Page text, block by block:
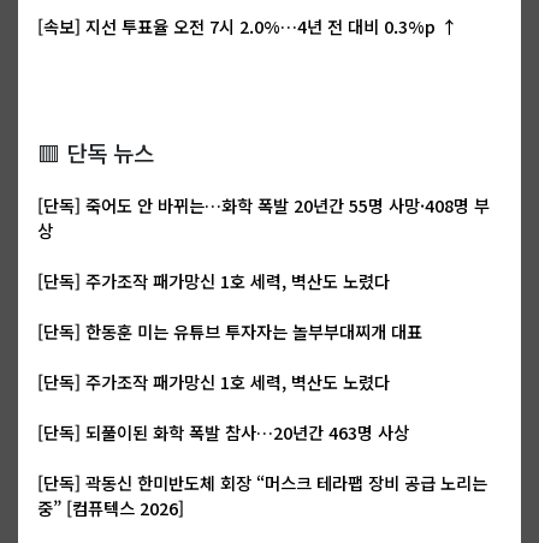
[속보] 지선 투표율 오전 7시 2.0%…4년 전 대비 0.3%p ↑
🟥 단독 뉴스
[단독] 죽어도 안 바뀌는…화학 폭발 20년간 55명 사망·408명 부
상
[단독] 주가조작 패가망신 1호 세력, 벽산도 노렸다
[단독] 한동훈 미는 유튜브 투자자는 놀부부대찌개 대표
[단독] 주가조작 패가망신 1호 세력, 벽산도 노렸다
[단독] 되풀이된 화학 폭발 참사…20년간 463명 사상
[단독] 곽동신 한미반도체 회장 “머스크 테라팹 장비 공급 노리는
중” [컴퓨텍스 2026]